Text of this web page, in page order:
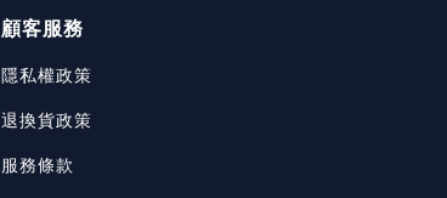
顧客服務
隱私權政策
退換貨政策
服務條款